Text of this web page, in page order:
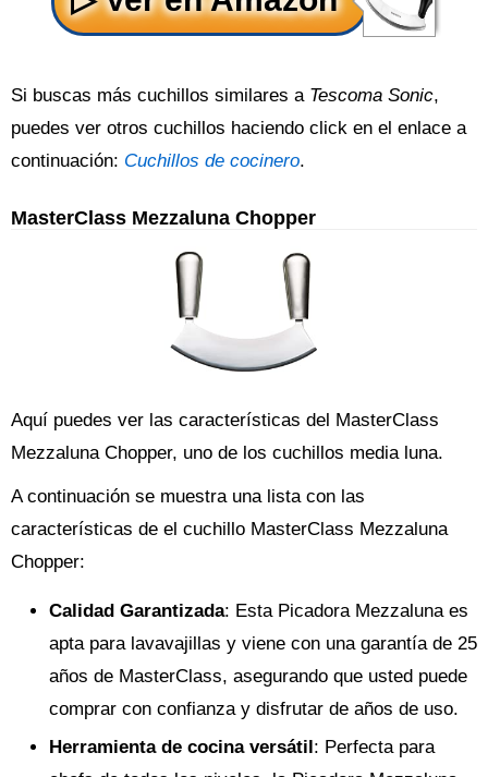
Si buscas más cuchillos similares a Tescoma Sonic,
puedes ver otros cuchillos haciendo click en el enlace a
continuación: Cuchillos de cocinero.
MasterClass Mezzaluna Chopper
Aquí puedes ver las características del MasterClass
Mezzaluna Chopper, uno de los cuchillos media luna.
A continuación se muestra una lista con las
características de el cuchillo MasterClass Mezzaluna
Chopper:
Calidad Garantizada: Esta Picadora Mezzaluna es
apta para lavavajillas y viene con una garantía de 25
años de MasterClass, asegurando que usted puede
comprar con confianza y disfrutar de años de uso.
Herramienta de cocina versátil: Perfecta para